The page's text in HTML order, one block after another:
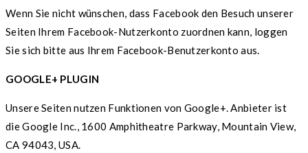
Wenn Sie nicht wünschen, dass Facebook den Besuch unserer
Seiten Ihrem Facebook-Nutzerkonto zuordnen kann, loggen
Sie sich bitte aus Ihrem Facebook-Benutzerkonto aus.
GOOGLE+ PLUGIN
Unsere Seiten nutzen Funktionen von Google+. Anbieter ist
die Google Inc., 1600 Amphitheatre Parkway, Mountain View,
CA 94043, USA.